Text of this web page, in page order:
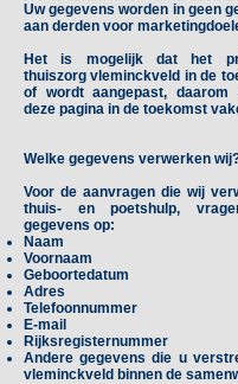
Uw gegevens worden in geen
aan derden voor
Het is mogelijk dat het
thuiszorg vleminckveld in de
of wordt aangepast,
deze pagina in de toekomst
Welke gegevens verwerken
Voor de aanvragen die wij
thuis- en poetshulp,
gegevens op:
Naam
Voornaam
Geboortedatum
Adres
Telefoonnummer
E-mail
Rijksregisternummer
Andere gegevens die u
vleminckveld binnen de